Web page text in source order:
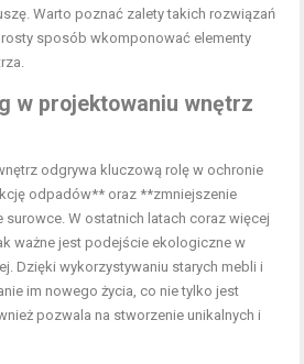
Warto poznać zalety takich rozwiązań
sposób wkomponować elementy
w projektowaniu wnętrz
odgrywa kluczową rolę w ochronie
odpadów** oraz **zmniejszenie
W ostatnich latach coraz więcej
ważne jest podejście ekologiczne w
Dzięki wykorzystywaniu starych mebli i
im nowego życia, co nie tylko jest
pozwala na stworzenie unikalnych i